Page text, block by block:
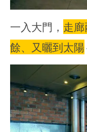
一入大門， 走
餘、又曬到太陽